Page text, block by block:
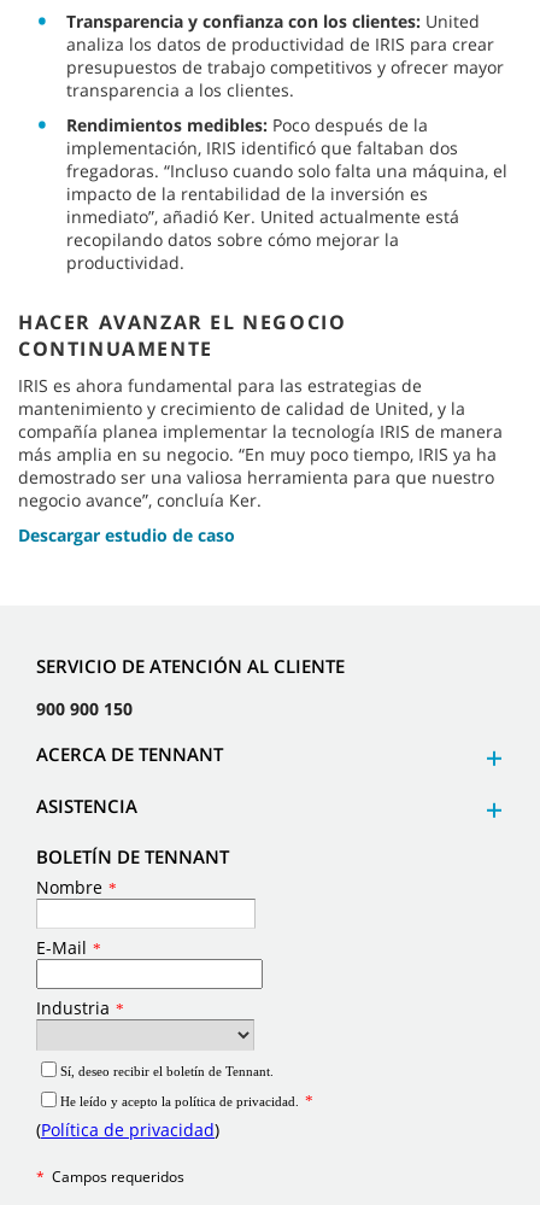
Transparencia y confianza con los clientes: United
analiza los datos de productividad de IRIS para crear
presupuestos de trabajo competitivos y ofrecer mayor
transparencia a los clientes.
Rendimientos medibles: Poco después de la
implementación, IRIS identificó que faltaban dos
fregadoras. “Incluso cuando solo falta una máquina, el
impacto de la rentabilidad de la inversión es
inmediato”, añadió Ker. United actualmente está
recopilando datos sobre cómo mejorar la
productividad.
HACER AVANZAR EL NEGOCIO
CONTINUAMENTE
IRIS es ahora fundamental para las estrategias de
mantenimiento y crecimiento de calidad de United, y la
compañía planea implementar la tecnología IRIS de manera
más amplia en su negocio. “En muy poco tiempo, IRIS ya ha
demostrado ser una valiosa herramienta para que nuestro
negocio avance”, concluía Ker.
Descargar estudio de caso
SERVICIO DE ATENCIÓN AL CLIENTE
900 900 150
ACERCA DE TENNANT
ASISTENCIA
BOLETÍN DE TENNANT